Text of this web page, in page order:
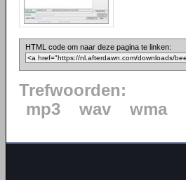
HTML code om naar deze pagina te linken:
Trefwoorden:
mp3
wav wma